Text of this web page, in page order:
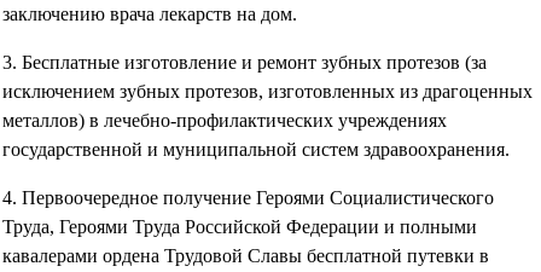
заключению врача лекарств на дом.
3. Бесплатные изготовление и ремонт зубных протезов (за
исключением зубных протезов, изготовленных из драгоценных
металлов) в лечебно-профилактических учреждениях
государственной и муниципальной систем здравоохранения.
4. Первоочередное получение Героями Социалистического
Труда, Героями Труда Российской Федерации и полными
кавалерами ордена Трудовой Славы бесплатной путевки в